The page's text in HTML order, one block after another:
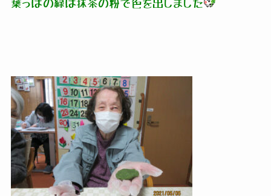
葉っぱの緑は抹茶の粉で色を出しました